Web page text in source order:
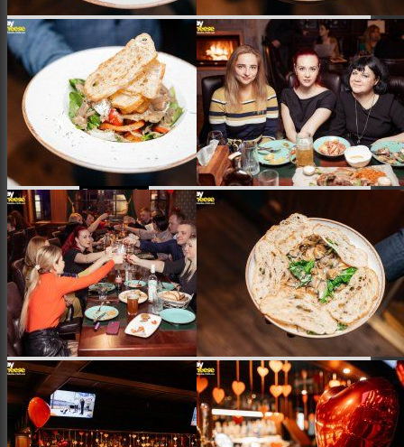
Заклади
Доставка їжі
Фотозвіти
Тревел фото